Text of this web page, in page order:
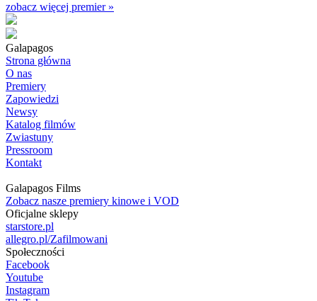
zobacz więcej premier »
Galapagos
Strona główna
O nas
Premiery
Zapowiedzi
Newsy
Katalog filmów
Zwiastuny
Pressroom
Kontakt
Galapagos Films
Zobacz nasze premiery kinowe i VOD
Oficjalne sklepy
starstore.pl
allegro.pl/Zafilmowani
Społeczności
Facebook
Youtube
Instagram